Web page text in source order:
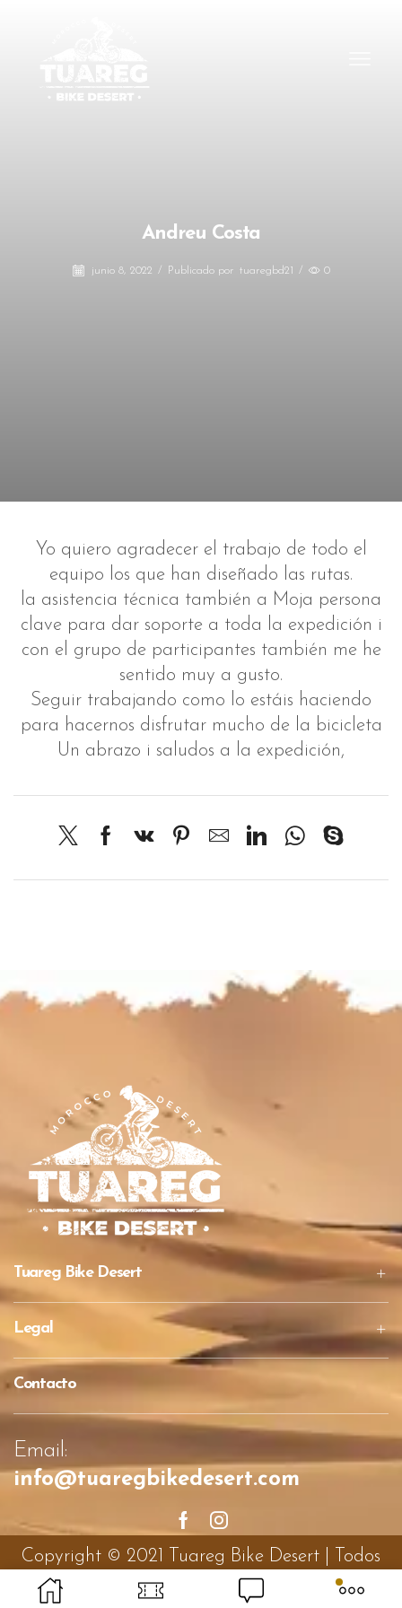
Andreu Costa
junio 8, 2022 / Publicado por tuaregbd21 / 0
Yo quiero agradecer el trabajo de todo el
equipo los que han diseñado las rutas.
la asistencia técnica también a Moja persona
clave para dar soporte a toda la expedición i
con el grupo de participantes también me he
sentido muy a gusto.
Seguir trabajando como lo estáis haciendo
para hacernos disfrutar mucho de la bicicleta
Un abrazo i saludos a la expedición,
Tuareg Bike Desert
Legal
Contacto
Email:
info@tuaregbikedesert.com
FacebookInstagram
Copyright © 2021
Tuareg Bike Desert | Todos
los derechos.